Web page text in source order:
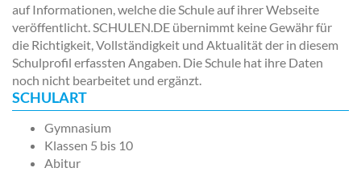
auf Informationen, welche die Schule auf ihrer Webseite
veröffentlicht. SCHULEN.DE übernimmt keine Gewähr für
die Richtigkeit, Vollständigkeit und Aktualität der in diesem
Schulprofil erfassten Angaben. Die Schule hat ihre Daten
noch nicht bearbeitet und ergänzt.
SCHULART
Gymnasium
Klassen 5 bis 10
Abitur